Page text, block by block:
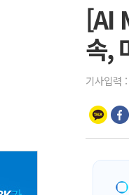
[AI
속,
기사입력 :